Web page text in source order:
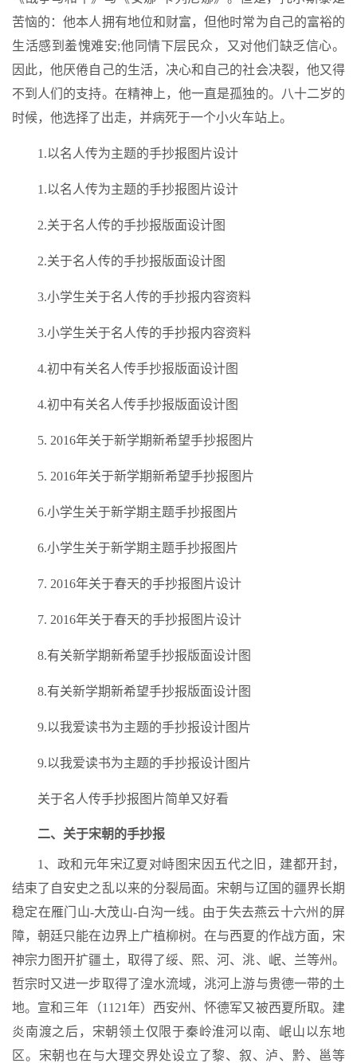
苦恼的：他本人拥有地位和财富，但他时常为自己的富裕的
生活感到羞愧难安;他同情下层民众，又对他们缺乏信心。
因此，他厌倦自己的生活，决心和自己的社会决裂，他又得
不到人们的支持。在精神上，他一直是孤独的。八十二岁的
时候，他选择了出走，并病死于一个小火车站上。
1.以名人传为主题的手抄报图片设计
1.以名人传为主题的手抄报图片设计
2.关于名人传的手抄报版面设计图
2.关于名人传的手抄报版面设计图
3.小学生关于名人传的手抄报内容资料
3.小学生关于名人传的手抄报内容资料
4.初中有关名人传手抄报版面设计图
4.初中有关名人传手抄报版面设计图
5. 2016年关于新学期新希望手抄报图片
5. 2016年关于新学期新希望手抄报图片
6.小学生关于新学期主题手抄报图片
6.小学生关于新学期主题手抄报图片
7. 2016年关于春天的手抄报图片设计
7. 2016年关于春天的手抄报图片设计
8.有关新学期新希望手抄报版面设计图
8.有关新学期新希望手抄报版面设计图
9.以我爱读书为主题的手抄报设计图片
9.以我爱读书为主题的手抄报设计图片
关于名人传手抄报图片简单又好看
二、关于宋朝的手抄报
1、政和元年宋辽夏对峙图宋因五代之旧，建都开封，
结束了自安史之乱以来的分裂局面。宋朝与辽国的疆界长期
稳定在雁门山-大茂山-白沟一线。由于失去燕云十六州的屏
障，朝廷只能在边界上广植柳树。在与西夏的作战方面，宋
神宗力图开扩疆土，取得了绥、熙、河、洮、岷、兰等州。
哲宗时又进一步取得了湟水流域，洮河上游与贵德一带的土
地。宣和三年（1121年）西安州、怀德军又被西夏所取。建
炎南渡之后，宋朝领土仅限于秦岭淮河以南、岷山以东地
区。宋朝也在与大理交界处设立了黎、叙、泸、黔、邕等